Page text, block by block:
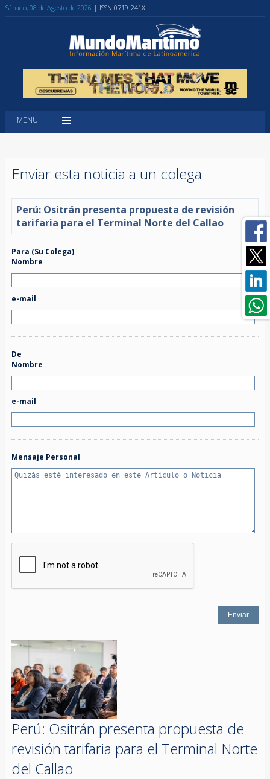
Sábado, 08 de Agosto de 2026 | ISSN 0719-241X
MENU
Enviar esta noticia a un colega
Perú: Ositrán presenta propuesta de revisión
tarifaria para el Terminal Norte del Callao
Para (Su Colega)
Nombre
e-mail
De
Nombre
e-mail
Mensaje Personal
Perú: Ositrán presenta propuesta de
revisión tarifaria para el Terminal Norte
del Callao